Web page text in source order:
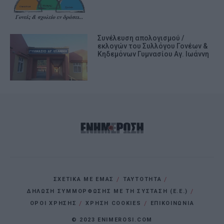
Συνέλευση απολογισμού /
εκλογών του Συλλόγου Γονέων &
Κηδεμόνων Γυμνασίου Αγ. Ιωάννη
ΣΧΕΤΙΚΑ ΜΕ ΕΜΑΣ
ΤΑΥΤΟΤΗΤΑ
ΔΗΛΩΣΗ ΣΥΜΜΟΡΦΩΣΗΣ ΜΕ ΤΗ ΣΥΣΤΑΣΗ (Ε.Ε.)
ΌΡΟΙ ΧΡΗΣΗΣ
ΧΡΗΣΗ COOKIES ΕΠΙΚΟΙΝΩΝΙΑ
© 2023 ENIMEROSI.COM